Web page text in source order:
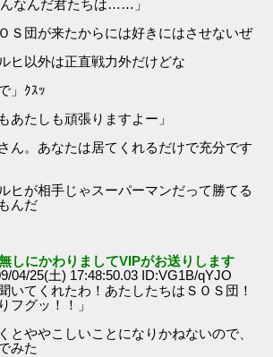
なんだ君たちは……」
Ｓ団が来たからには好きにはさせないぜ
ヒ以外は正直戦力外だけどな
」ｸｽｯ
あたしも頑張りますよー」
ん。あなたは居てくれるだけで充分です
ヒが相手じゃスーパーマンだって勝てる
んだ
しにかわりましてVIPがお送りします
04/25(土) 17:48:50.03 ID:VG1B/qYJO
いてくれたわ！あたしたちはＳＯＳ団！
フグッ！！」
とややこしいことになりかねないので、
みた